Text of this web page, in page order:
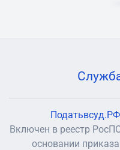
Включен в реестр
основании